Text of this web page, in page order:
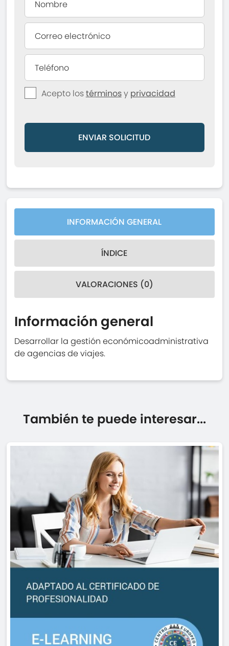
Acepto lostérminosy privacidad
ENVIAR SOLICITUD
INFORMACIÓN GENERAL
ÍNDICE
VALORACIONES (0)
Información general
Desarrollar la gestión económicoadministrativa
de agencias de viajes.
También te puede interesar...